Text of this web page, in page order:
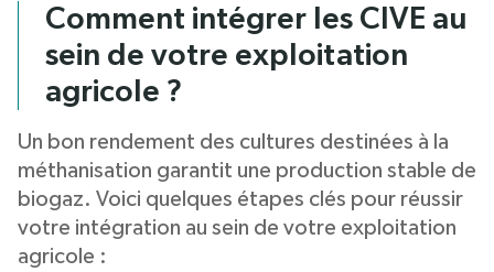
Comment intégrer les CIVE au
sein de votre exploitation
agricole ?
Un bon rendement des cultures destinées à la
méthanisation garantit une production stable de
biogaz. Voici quelques étapes clés pour réussir
votre intégration au sein de votre exploitation
agricole :